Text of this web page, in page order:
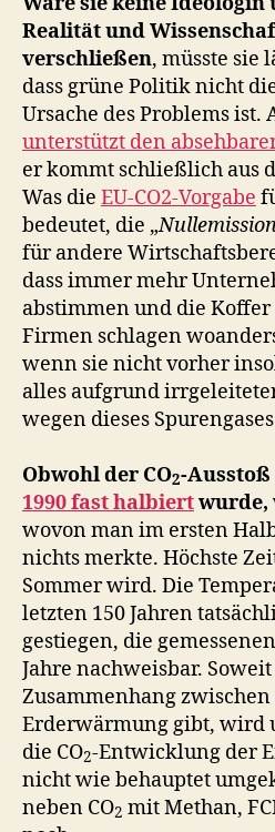
Realität und
verschließen, müsste sie
dass grüne Politik nicht
Ursache des Problems ist.
unterstützt den
er kommt schließlich aus
Was die EU-CO2-Vorgabe
bedeutet, die „
für andere
dass immer mehr
abstimmen und die Koffer
Firmen schlagen
wenn sie nicht vorher
alles aufgrund
wegen dieses Spurengases
Obwohl der CO2-
1990 fast halbiertwurde,
wovon man im ersten
nichts merkte. Höchste
Sommer wird. Die
letzten 150 Jahren
gestiegen, die
Jahre nachweisbar.
Zusammenhang zwischen
Erderwärmung gibt, wird
die CO2-Entwicklung der
nicht wie behauptet
neben CO2 mit Methan,